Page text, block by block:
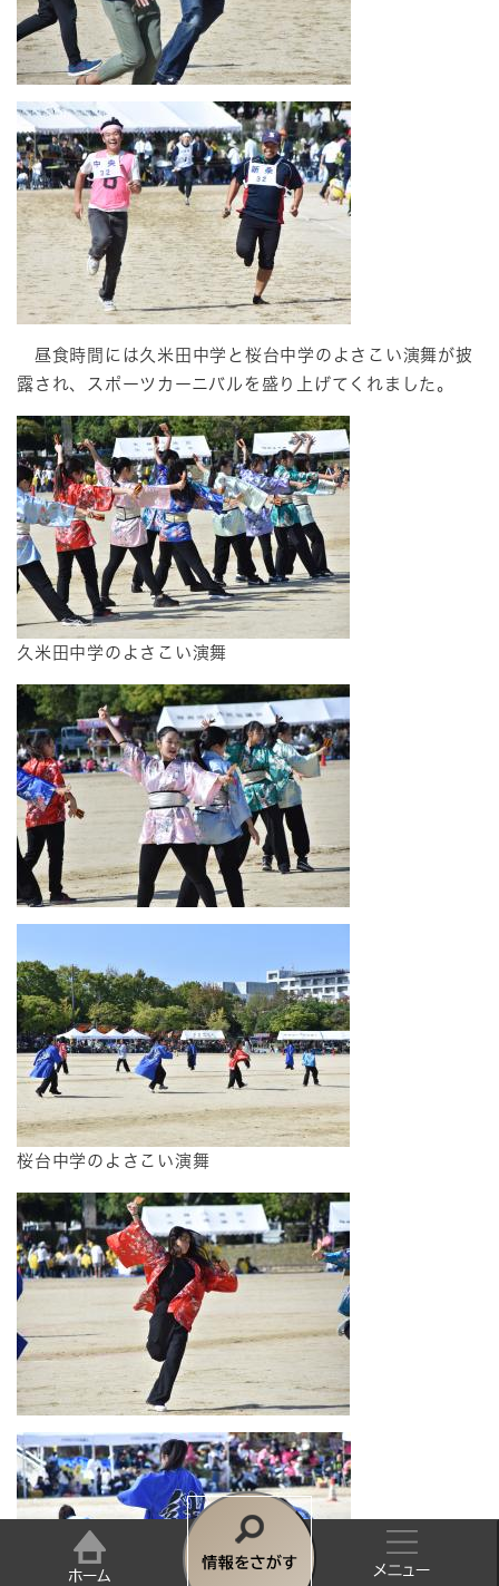
情
昼食時間には久米田中学と桜台中学のよさこい演舞が披
露され、スポーツカーニバルを盛り上げてくれました。
久米田中学のよさこい演舞
桜台中学のよさこい演舞